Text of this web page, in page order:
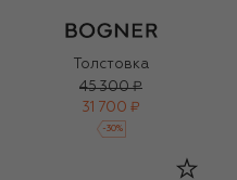
Толстовка
45 300 ₽
31 700 ₽
-30%